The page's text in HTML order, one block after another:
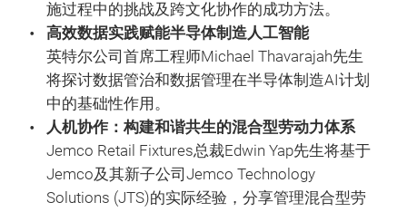
施过程中的挑战及跨文化协作的成功方法。
高效数据实践赋能半导体制造人工智能
英特尔公司首席工程师Michael Thavarajah先生
将探讨数据管治和数据管理在半导体制造AI计划
中的基础性作用。
人机协作：构建和谐共生的混合型劳动力体系
Jemco Retail Fixtures总裁Edwin Yap先生将基于
Jemco及其新子公司Jemco Technology
Solutions (JTS)的实际经验，分享管理混合型劳